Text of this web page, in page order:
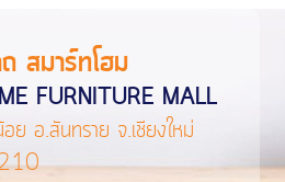
สมาร์ทโฮม
FURNITURE MALL
อ.สันทราย จ.เชียงใหม่